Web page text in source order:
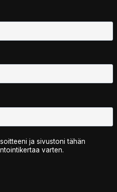
ja sivustoni tähän
varten.